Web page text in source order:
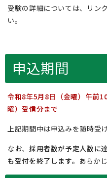
受験の詳細については、リン
い。
申込期間
令和8年5月8日（金曜）午前
曜）受信分まで
上記期間中は申込みを随時受
なお、 採用者数が予定人数に
も受付を終了します。 あらか